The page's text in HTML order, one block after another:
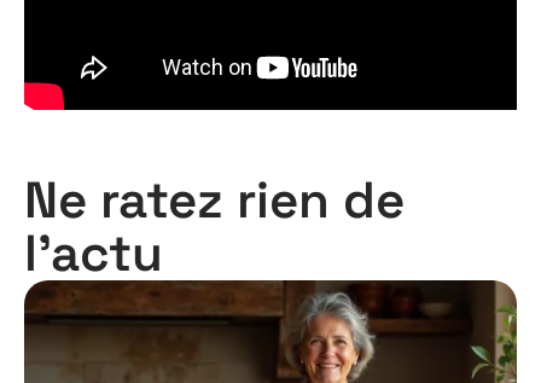
Ne ratez rien de
l'actu